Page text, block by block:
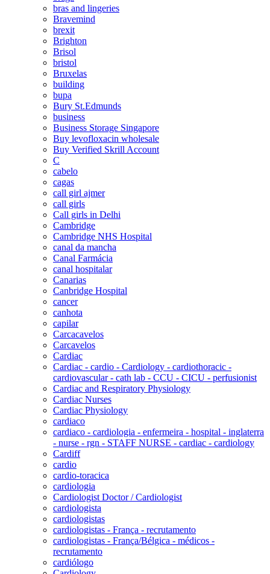
bras and lingeries
Bravemind
brexit
Brighton
Brisol
bristol
Bruxelas
building
bupa
Bury St.Edmunds
business
Business Storage Singapore
Buy levofloxacin wholesale
Buy Verified Skrill Account
C
cabelo
cagas
call girl ajmer
call girls
Call girls in Delhi
Cambridge
Cambridge NHS Hospital
canal da mancha
Canal Farmácia
canal hospitalar
Canarias
Canbridge Hospital
cancer
canhota
capilar
Carcacavelos
Carcavelos
Cardiac
Cardiac - cardio - Cardiology - cardiothoracic -
cardiovascular - cath lab - CCU - CICU - perfusionist
Cardiac and Respiratory Physiology
Cardiac Nurses
Cardiac Physiology
cardiaco
cardiaco - cardiologia - enfermeira - hospital - inglaterra
- nurse - rgn - STAFF NURSE - cardiac - cardiology
Cardiff
cardio
cardio-toracica
cardiologia
Cardiologist Doctor / Cardiologist
cardiologista
cardiologistas
cardiologistas - França - recrutamento
cardiologistas - França/Bélgica - médicos -
recrutamento
cardiólogo